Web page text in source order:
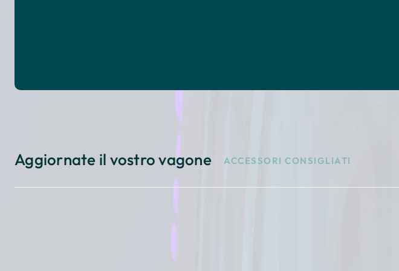
Aggiornate il vostro vagone ACCESSORI CONSIGLIATI